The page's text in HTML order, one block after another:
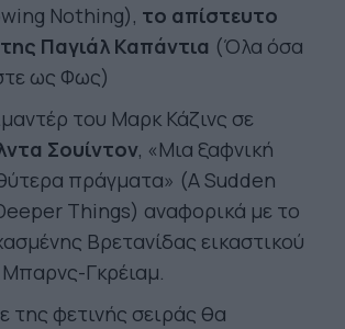
Nothing), το απίστευτο
Παγιάλ Καπάντια (Όλα όσα
ως Φως)
του Μαρκ Κάζινς σε
Σουίντον, «Μια ξαφνική
πράγματα» (A Sudden
Things) αναφορικά με το
Βρετανίδας εικαστικού
Μπαρνς-Γκρέιαμ.
της φετινής σειράς θα